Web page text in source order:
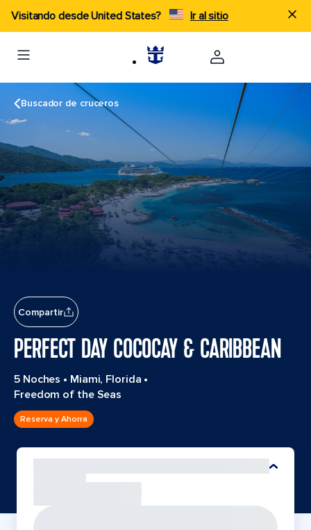
Visitando desde United States? Ir al sitio
Buscador de cruceros
Compartir
PERFECT DAY COCOCAY & CARIBBEAN
5 Noches • Miami, Florida •
Freedom of the Seas
Reserva y Ahorra